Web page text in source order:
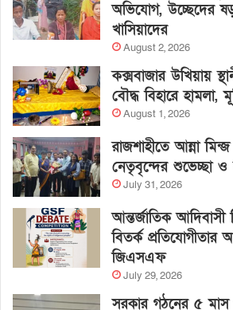
অভিযোগ, উচ্ছেদের
খাসিয়াদের
August 2, 2026
কক্সবাজার উখিয়ায়
বৌদ্ধ বিহারে হামলা,
August 1, 2026
রাজশাহীতে আন্না
নেতৃবৃন্দের শুভেচ্ছা ও
July 31, 2026
আন্তর্জাতিক আদিবাসী
বিতর্ক
জিএসএফ
July 29, 2026
সরকার গঠনের ৫ মাস